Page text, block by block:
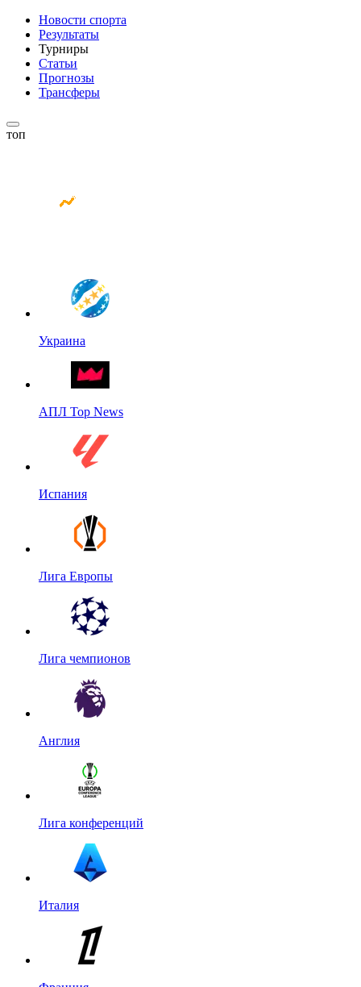
Новости спорта
Результаты
Турниры
Статьи
Прогнозы
Трансферы
топ
Украина
АПЛ Top News
Испания
Лига Европы
Лига чемпионов
Англия
Лига конференций
Италия